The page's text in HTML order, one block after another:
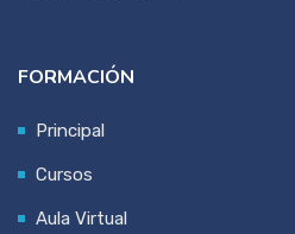
FORMACIÓN
Principal
Cursos
Aula Virtual